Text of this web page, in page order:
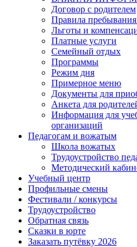
Договор с родителем
Правила
Льготы и
Платные услуги
Семейный отдых
Программы
Режим дня
Примерное меню
Документы для
Анкета для
Информация для
организаций
Педагогам и вожатым
Школа вожатых
Трудоустройство
Методический
Учебный центр
Профильные смены
Фестивали / конкурсы
Трудоустройство
Обратная связь
Сказки в юрте
Заказать путёвку 2026